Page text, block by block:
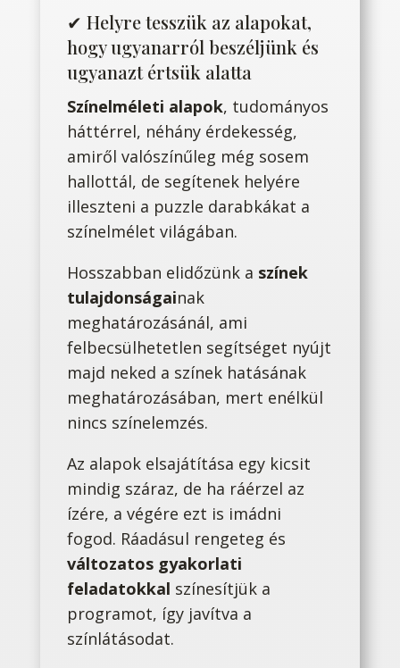
✔ Helyre tesszük az alapokat,
hogy ugyanarról beszéljünk és
ugyanazt értsük alatta
Színelméleti alapok, tudományos
háttérrel, néhány érdekesség,
amiről valószínűleg még sosem
hallottál, de segítenek helyére
illeszteni a puzzle darabkákat a
színelmélet világában.
Hosszabban elidőzünk a színek
tulajdonságainak
meghatározásánál, ami
felbecsülhetetlen segítséget nyújt
majd neked a színek hatásának
meghatározásában, mert enélkül
nincs színelemzés.
Az alapok elsajátítása egy kicsit
mindig száraz, de ha ráérzel az
ízére, a végére ezt is imádni
fogod. Ráadásul rengeteg és
változatos gyakorlati
feladatokkal színesítjük a
programot, így javítva a
színlátásodat.